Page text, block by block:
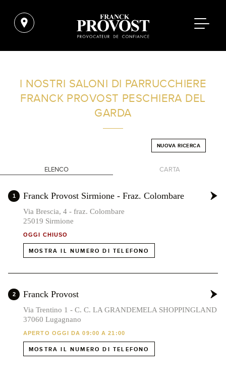
FILTRI AVANZATI
I NOSTRI SALONI DI PARRUCCHIERE
FRANCK PROVOST PESCHIERA DEL
GARDA
NUOVA RICERCA
ELENCO CARTA
+
1 Franck Provost Sirmione - Fraz. Colombare
Via Brescia, 4 - fraz. Colombare
25019 Sirmione
OGGI CHIUSO
MOSTRA IL NUMERO DI TELEFONO
2 Franck Provost
Via Trentino 1 - C. C. LA GRANDEMELA SHOPPINGLAND
37060 Lugagnano
APERTO OGGI DA 09:00 A 21:00
MOSTRA IL NUMERO DI TELEFONO